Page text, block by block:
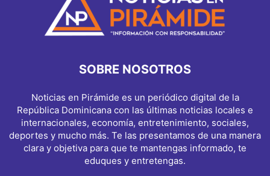
SOBRE NOSOTROS
Noticias en Pirámide es un periódico digital de la
República Dominicana con las últimas noticias locales e
internacionales, economía, entretenimiento, sociales,
deportes y mucho más. Te las presentamos de una manera
clara y objetiva para que te mantengas informado, te
eduques y entretengas.